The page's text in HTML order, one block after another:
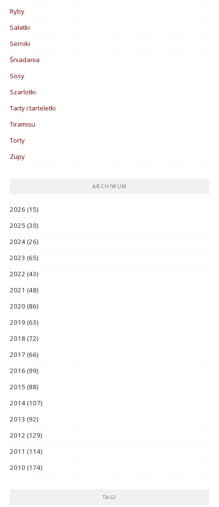
Ryby
Sałatki
Serniki
Śniadania
Sosy
Szarlotki
Tarty i tarteletki
Tiramisu
Torty
Zupy
ARCHIWUM
2026 (15)
2025 (30)
2024(26)
2023 (65)
2022 (43)
2021 (48)
2020 (86)
2019 (63)
2018 (72)
2017 (66)
2016 (99)
2015 (88)
2014(107)
2013 (92)
2012 (129)
2011 (114)
2010 (174)
TAGI